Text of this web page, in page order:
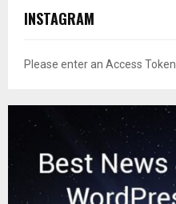
INSTAGRAM
Please enter an Access Token